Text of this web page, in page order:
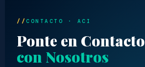
CONTACTO · ACI
Ponte en Contacto
con Nosotros